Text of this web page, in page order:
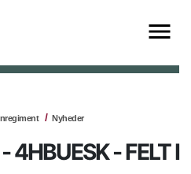
Nyheder
- FELT I